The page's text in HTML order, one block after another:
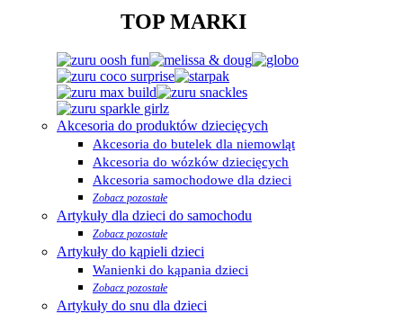
TOP MARKI
Akcesoria do produktów dziecięcych
Akcesoria do butelek dla niemowląt
Akcesoria do wózków dziecięcych
Akcesoria samochodowe dla dzieci
Zobacz pozostałe
Artykuły dla dzieci do samochodu
Zobacz pozostałe
Artykuły do kąpieli dzieci
Wanienki do kąpania dzieci
Zobacz pozostałe
Artykuły do snu dla dzieci